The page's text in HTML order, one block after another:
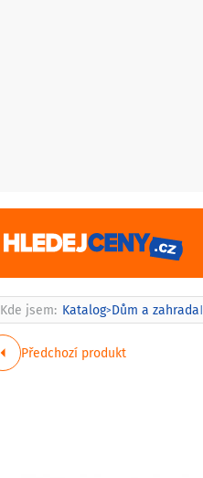
Kde jsem: Katalog>Dům a zahrada|
Předchozí produkt